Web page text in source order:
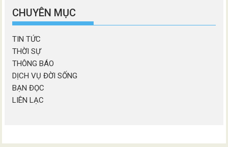
mục
CHUYÊN MỤC
TIN TỨC
THỜI SỰ
THÔNG BÁO
DỊCH VỤ ĐỜI SỐNG
BẠN ĐỌC
LIÊN LẠC